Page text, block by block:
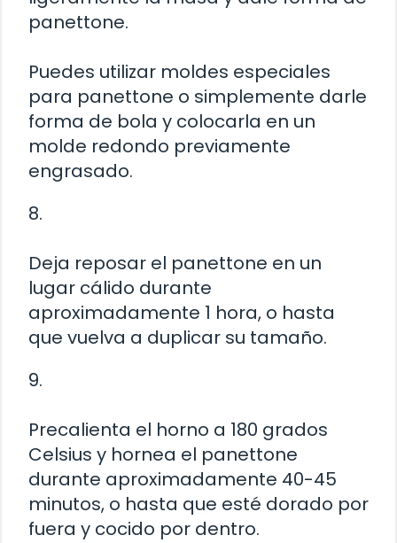
panettone.
Puedes utilizar moldes especiales
para panettone o simplemente darle
forma de bola y colocarla en un
molde redondo previamente
engrasado.
8.
Deja reposar el panettone en un
lugar cálido durante
aproximadamente 1 hora, o hasta
que vuelva a duplicar su tamaño.
9.
Precalienta el horno a 180 grados
Celsius y hornea el panettone
durante aproximadamente 40-45
minutos, o hasta que esté dorado por
fuera y cocido por dentro.